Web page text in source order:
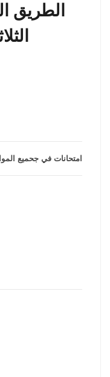
الطريق
امتحانات في جحميع